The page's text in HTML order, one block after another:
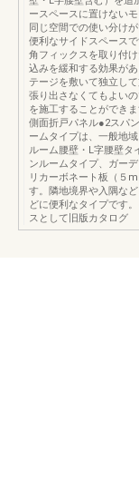
ースペースに置けない
同じ空間での使い分け
便利なサイドスペース
角フィックスを取り付
込みを緩和する効果が
テージを敷いて独立し
張り出さなくてもよい
を施工することができ
側面折戸パネル●2スパ
ームタイプは、一般地
ルーム腰壁・L字腰壁タ
ンルームタイプ、ガー
リカーボネート板（５
す。隣地境界や入隅な
どに便利なタイプです
スとして旧版カタログ